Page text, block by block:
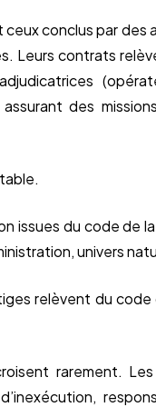
conclus par des
Leurs contrats
des
issues du code de
univers
relèvent du
rarement.